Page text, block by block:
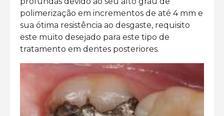
polimerização em incrementos de até 4 mm e
sua ótima resistência ao desgaste, requisito
este muito desejado para este tipo de
tratamento em dentes posteriores.